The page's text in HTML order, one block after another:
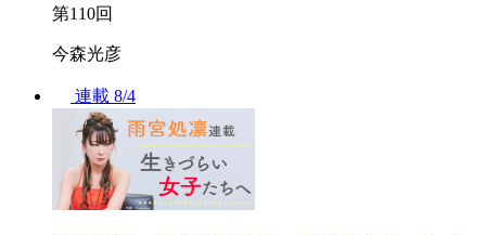
第110回
今森光彦
連載 8/4